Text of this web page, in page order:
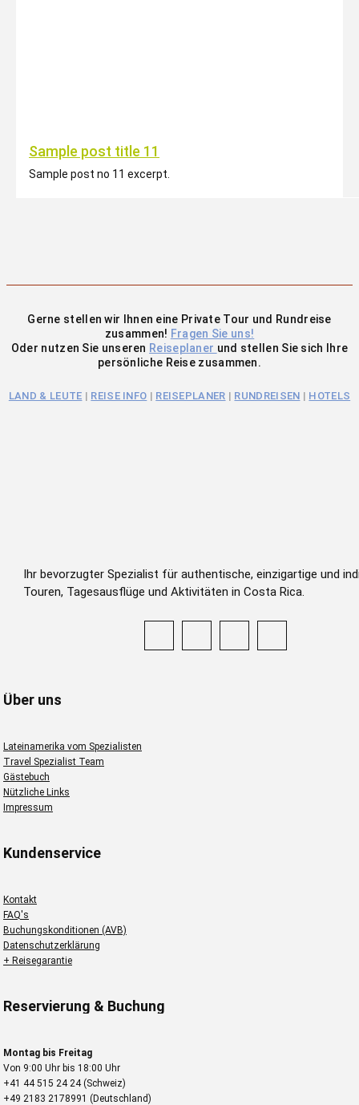
Sample post title 11
Sample post no 11 excerpt.
Gerne stellen wir Ihnen eine Private Tour und Rundreise
zusammen! Fragen Sie uns!
Oder nutzen Sie unseren Reiseplaner und stellen Sie sich Ihre
persönliche Reise zusammen.
LAND & LEUTE | REISE INFO | REISEPLANER | RUNDREISEN | HOTELS
Ihr bevorzugter Spezialist für authentische, einzigartige und
Touren, Tagesausflüge und Aktivitäten in Costa Rica.
Über uns
Lateinamerika vom Spezialisten
Travel Spezialist Team
Gästebuch
Nützliche Links
Impressum
Kundenservice
Kontakt
FAQ's
Buchungskonditionen (AVB)
Datenschutzerklärung
+ Reisegarantie
Reservierung & Buchung
Montag bis Freitag
Von 9:00 Uhr bis 18:00 Uhr
+41 44 515 24 24 (Schweiz)
+49 2183 2178991 (Deutschland)